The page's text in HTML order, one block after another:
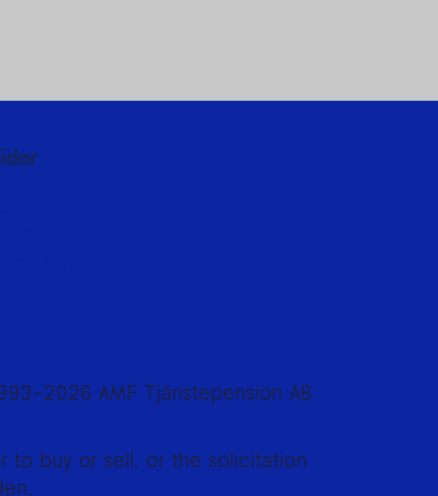
AMF Tjänstepension AB
to buy or sell, or the solicitation